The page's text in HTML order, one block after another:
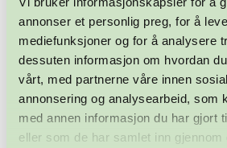
annonser et personlig preg, for å
mediefunksjoner og for å analysere
dessuten informasjon om hvordan
vårt, med partnerne våre innen
annonsering og analysearbeid, som
med annen informasjon du har gjort
eller som de har samlet inn gjennom
Næringsforeningen i